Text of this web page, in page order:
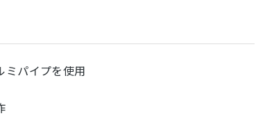
パイプを使用